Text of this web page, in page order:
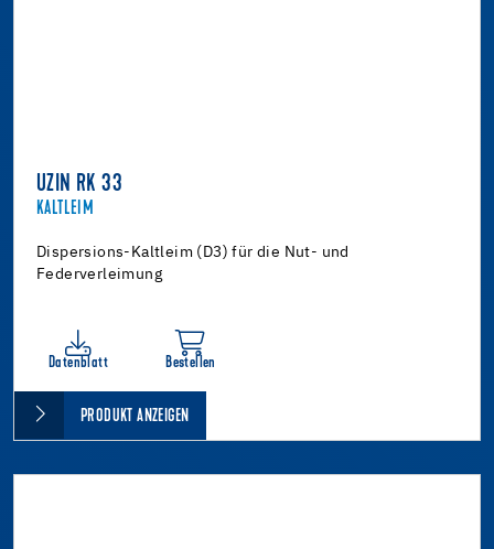
UZIN RK 33
KALTLEIM
Dispersions-Kaltleim (D3) für die Nut- und
Federverleimung
Datenblatt Bestellen
PRODUKT ANZEIGEN